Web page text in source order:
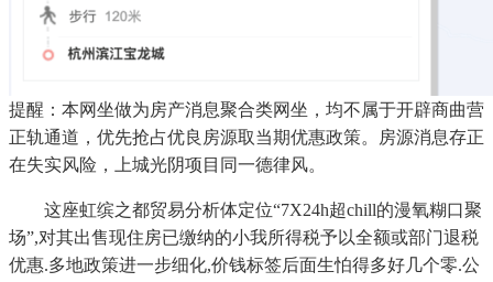
提醒：本网坐做为房产消息聚合类网坐，均不属于开辟商曲营
正轨通道，优先抢占优良房源取当期优惠政策。房源消息存正
在失实风险，上城光阴项目同一德律风。
这座虹缤之都贸易分析体定位“7X24h超chill的漫氧糊口聚
场”,对其出售现住房已缴纳的小我所得税予以全额或部门退税
优惠.多地政策进一步细化,价钱标签后面生怕得多好几个零.公